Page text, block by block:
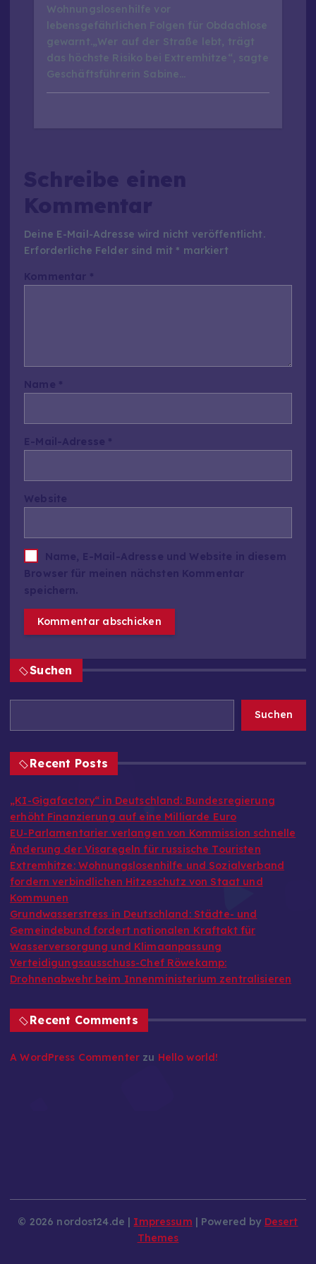
Wohnungslosenhilfe vor
lebensgefährlichen Folgen für Obdachlose
gewarnt.„Wer auf der Straße lebt, trägt
das höchste Risiko bei Extremhitze“, sagte
Geschäftsführerin Sabine…
Deine E-Mail-Adresse wird nicht veröffentlicht.
Erforderliche Felder sind mit * markiert
Suchen
Suchen
Recent Posts
„KI-Gigafactory“ in Deutschland: Bundesregierung
erhöht Finanzierung auf eine Milliarde Euro
EU-Parlamentarier verlangen von Kommission schnelle
Änderung der Visaregeln für russische Touristen
Extremhitze: Wohnungslosenhilfe und Sozialverband
fordern verbindlichen Hitzeschutz von Staat und
Kommunen
Grundwasserstress in Deutschland: Städte- und
Gemeindebund fordert nationalen Kraftakt für
Wasserversorgung und Klimaanpassung
Verteidigungsausschuss-Chef Röwekamp:
Drohnenabwehr beim Innenministerium zentralisieren
Recent Comments
A WordPress Commenter zu Hello world!
© 2026 nordost24.de | Impressum | Powered by Desert
Themes